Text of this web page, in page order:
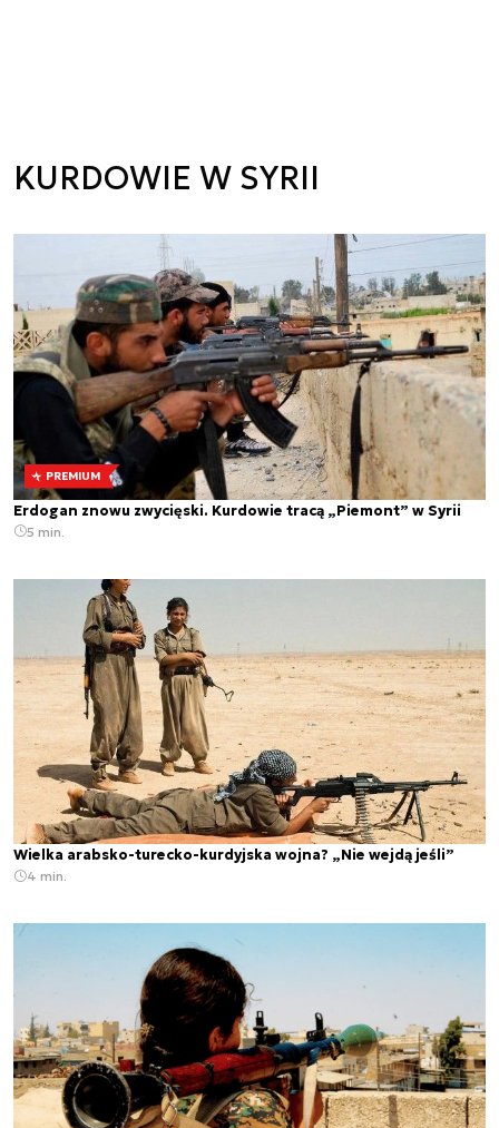
KURDOWIE W SYRII
PREMIUM
Erdogan znowu zwycięski. Kurdowie tracą „Piemont” w Syrii
5 min.
Wielka arabsko-turecko-kurdyjska wojna? „Nie wejdą jeśli”
4 min.